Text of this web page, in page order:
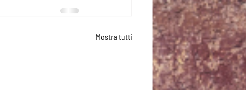
Mostra tutti